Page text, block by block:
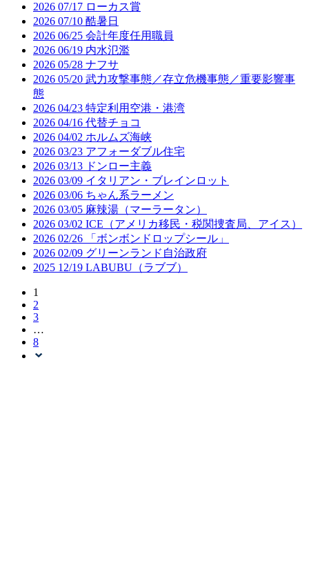
2026 07/17 ローカス賞
2026 07/10 酷暑日
2026 06/25 会計年度任用職員
2026 06/19 内水氾濫
2026 05/28 ナフサ
2026 05/20 武力攻撃事態／存立危機事態／重要影響事
態
2026 04/23 特定利用空港・港湾
2026 04/16 代替チョコ
2026 04/02 ホルムズ海峡
2026 03/23 アフォーダブル住宅
2026 03/13 ドンロー主義
2026 03/09 イタリアン・ブレインロット
2026 03/06 ちゃん系ラーメン
2026 03/05 麻辣湯（マーラータン）
2026 03/02 ICE（アメリカ移民・税関捜査局、アイス）
2026 02/26
「ボンボンドロップシール」
2026 02/09 グリーンランド自治政府
2025 12/19 LABUBU（ラブブ）
1
2
3
…
8